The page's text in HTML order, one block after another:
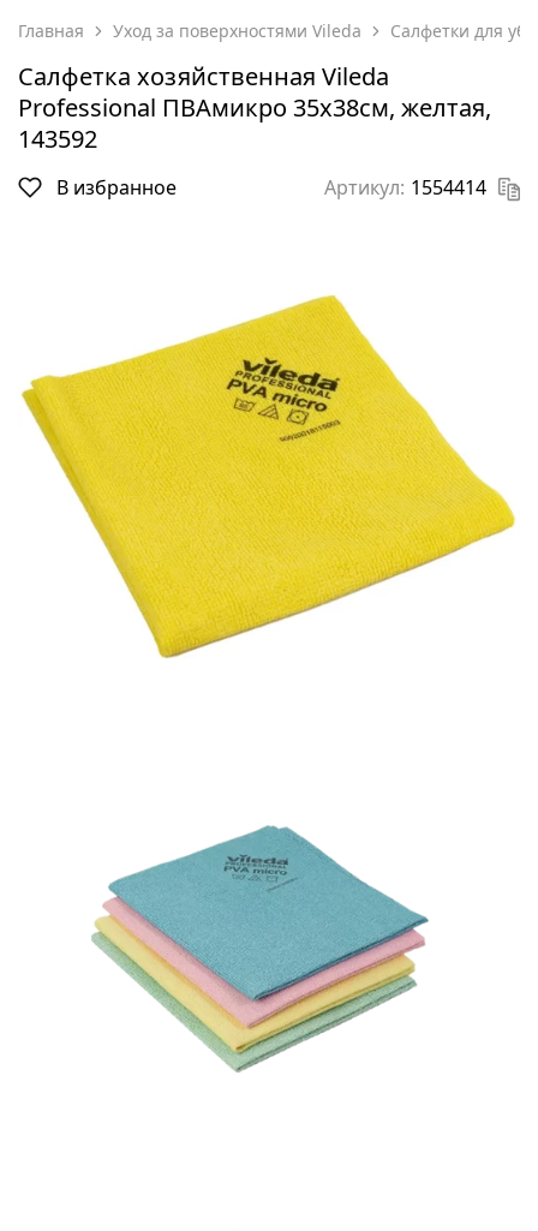
Главная Уход за поверхностями Vileda Салфетки для
Салфетка хозяйственная Vileda
Professional ПВАмикро 35х38см, желтая,
143592
В избранное Артикул: 1554414